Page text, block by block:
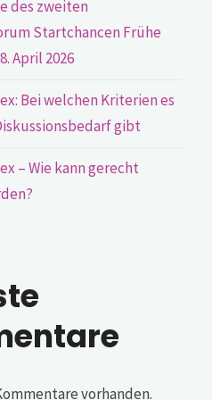
des zweiten
Startchancen Frühe
April 2026
Bei welchen Kriterien es
gibt
– Wie kann gerecht
vorhanden.